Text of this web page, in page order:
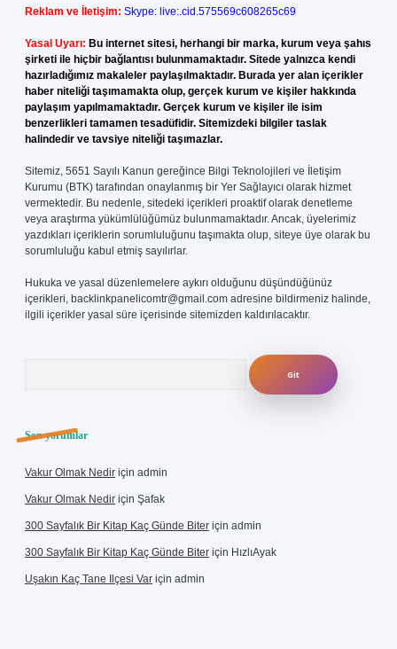
Reklam ve İletişim: Skype: live:.cid.575569c608265c69
Yasal Uyarı: Bu internet sitesi, herhangi bir marka, kurum veya şahıs
şirketi ile hiçbir bağlantısı bulunmamaktadır. Sitede yalnızca kendi
hazırladığımız makaleler paylaşılmaktadır. Burada yer alan içerikler
haber niteliği taşımamakta olup, gerçek kurum ve kişiler hakkında
paylaşım yapılmamaktadır. Gerçek kurum ve kişiler ile isim
benzerlikleri tamamen tesadüfidir. Sitemizdeki bilgiler taslak
halindedir ve tavsiye niteliği taşımazlar.
Sitemiz, 5651 Sayılı Kanun gereğince Bilgi Teknolojileri ve İletişim
Kurumu (BTK) tarafından onaylanmış bir Yer Sağlayıcı olarak hizmet
vermektedir. Bu nedenle, sitedeki içerikleri proaktif olarak denetleme
veya araştırma yükümlülüğümüz bulunmamaktadır. Ancak, üyelerimiz
yazdıkları içeriklerin sorumluluğunu taşımakta olup, siteye üye olarak bu
sorumluluğu kabul etmiş sayılırlar.
Hukuka ve yasal düzenlemelere aykırı olduğunu düşündüğünüz
içerikleri, backlinkpanelicomtr@gmail.com adresine bildirmeniz halinde,
ilgili içerikler yasal süre içerisinde sitemizden kaldırılacaktır.
Son yorumlar
Vakur Olmak Nedir için admin
Vakur Olmak Nedir için Şafak
300 Sayfalık Bir Kitap Kaç Günde Biter için admin
300 Sayfalık Bir Kitap Kaç Günde Biter için HızlıAyak
Uşakın Kaç Tane Ilçesi Var için admin